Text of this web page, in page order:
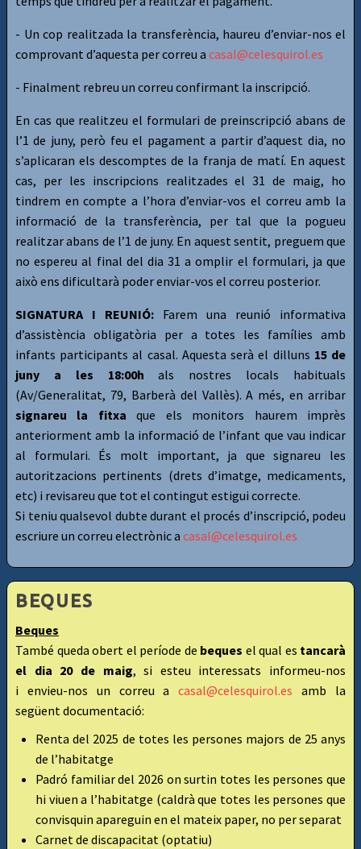
- Un cop realitzada la transferència, haureu d’enviar-nos el
comprovant d’aquesta per correu a casal@celesquirol.es
- Finalment rebreu un correu confirmant la inscripció.
En cas que realitzeu el formulari de preinscripció abans de
l’1 de juny, però feu el pagament a partir d’aquest dia, no
s’aplicaran els descomptes de la franja de matí. En aquest
cas, per les inscripcions realitzades el 31 de maig, ho
tindrem en compte a l’hora d’enviar-vos el correu amb la
informació de la transferència, per tal que la pogueu
realitzar abans de l’1 de juny. En aquest sentit, preguem que
no espereu al final del dia 31 a omplir el formulari, ja que
això ens dificultarà poder enviar-vos el correu posterior.
SIGNATURA I REUNIÓ: Farem una reunió informativa
d’assistència obligatòria per a totes les famílies amb
infants participants al casal. Aquesta serà el dilluns 15 de
juny a les 18:00h als nostres locals habituals
(Av/Generalitat, 79, Barberà del Vallès). A més, en arribar
signareu la fitxaque els monitors haurem imprès
anteriorment amb la informació de l’infant que vau indicar
al formulari. És molt important, ja que signareu les
autoritzacions pertinents (drets d’imatge, medicaments,
etc) i revisareu que tot el contingut estigui correcte.
Si teniu qualsevol dubte durant el procés d’inscripció, podeu
escriure un correu electrònic a casal@celesquirol.es
BEQUES
Beques
També queda obert el període de beques el qual es tancarà
el dia 20 de maig, si esteu interessats informeu-nos
i envieu-nos un correu acasal@celesquirol.es amb la
següent documentació:
Renta del 2025 de totes les persones majors de 25 anys
de l’habitatge
Padró familiar del 2026 on surtin totes les persones que
hi viuen a l’habitatge (caldrà que totes les persones que
convisquin apareguin en el mateix paper, no per separat
Carnet de discapacitat (optatiu)